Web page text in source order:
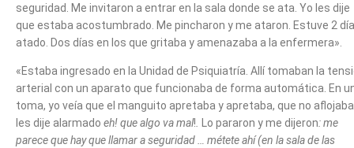
seguridad. Me invitaron a entrar en la sala donde se ata. Yo les dije
que estaba acostumbrado. Me pincharon y me ataron. Estuve 2
atado. Dos días en los que gritaba y amenazaba a la enfermera».
«Estaba ingresado en la Unidad de Psiquiatría. Allí tomaban la
arterial con un aparato que funcionaba de forma automática. En
toma, yo veía que el manguito apretaba y apretaba, que no
les dije alarmado eh! que algo va mal! Lo pararon y me dijeron: me
parece que hay que llamar a seguridad … métete ahí (en la sala de las